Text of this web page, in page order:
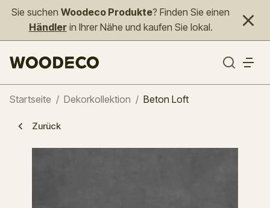
Sie suchen Woodeco Produkte? Finden Sie einen
Händlerin Ihrer Nähe und kaufen Sie lokal.
Startseite / Dekorkollektion / Beton Loft
Zurück